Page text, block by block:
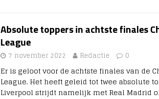
Absolute toppers in achtste finales
League
7 november 2022 Redactie 0
Er is geloot voor de achtste finales van de
League. Het heeft geleid tot twee absolute
Liverpool strijdt namelijk met Real Madrid